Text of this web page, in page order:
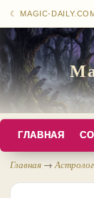
☾ MAGIC-
ГЛАВНАЯ
Главная →